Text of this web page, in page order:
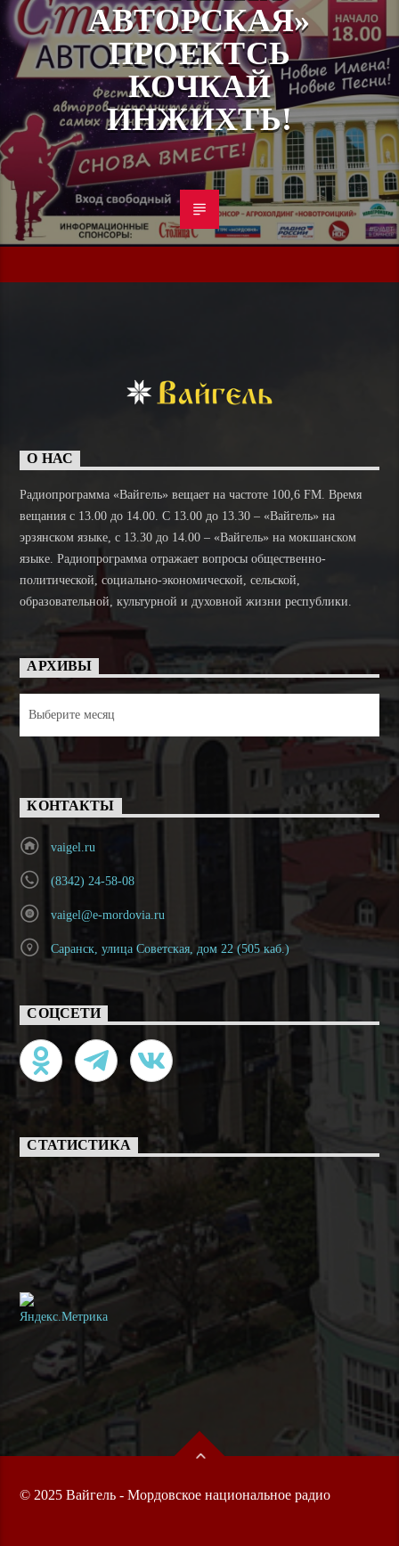
АВТОРСКАЯ»
ПРОЕКТСЬ
КОЧКАЙ
ИНЖИХТЬ!
О НАС
Радиопрограмма «Вайгель» вещает на частоте 100,6 FM. Время
вещания с 13.00 до 14.00. C 13.00 до 13.30 – «Вайгель» на
эрзянском языке, с 13.30 до 14.00 – «Вайгель» на мокшанском
языке. Радиопрограмма отражает вопросы общественно-
политической, социально-экономической, сельской,
образовательной, культурной и духовной жизни республики.
АРХИВЫ
КОНТАКТЫ
vaigel.ru
(8342) 24-58-08
vaigel@e-mordovia.ru
Саранск, улица Советская, дом 22 (505 каб.)
СОЦСЕТИ
СТАТИСТИКА
© 2025 Вайгель - Мордовское национальное радио